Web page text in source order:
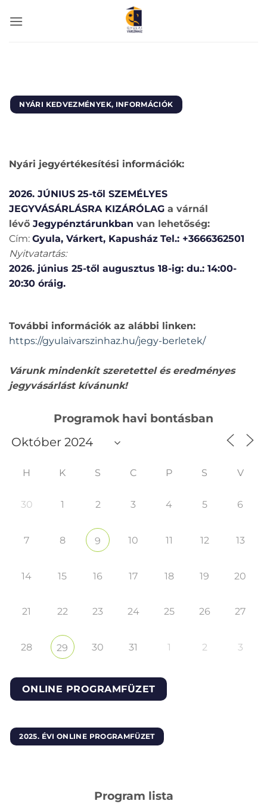
NYÁRI KEDVEZMÉNYEK, INFORMÁCIÓK
Nyári jegyértékesítési információk:
2026. JÚNIUS 25-től SZEMÉLYES
JEGYVÁSÁRLÁSRA KIZÁRÓLAG a várnál
lévő Jegypénztárunkban van lehetőség:
Cím: Gyula, Várkert, Kapusház Tel.: +3666362501
Nyitvatartás:
2026. június 25-től augusztus 18-ig: du.: 14:00-
20:30 óráig.
További információk az alábbi linken:
https://gyulaivarszinhaz.hu/jegy-berletek/
Várunk mindenkit szeretettel és eredményes
jegyvásárlást kívánunk!
Programok havi bontásban
H K S C P S V
30 1 2 3 4 5 6
7 8 9 10 11 12 13
14 15 16 17 18 19 20
21 22 23 24 25 26 27
28 29 30 31 1 2 3
ONLINE PROGRAMFÜZET
2025. ÉVI ONLINE PROGRAMFÜZET
Program lista